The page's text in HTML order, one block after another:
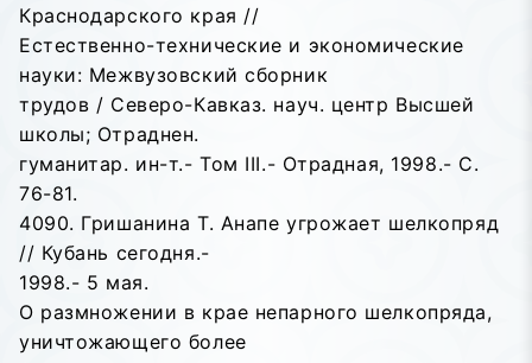
Краснодарского края //
Естественно-технические и экономические
науки: Межвузовский сборник
трудов / Северо-Кавказ. науч. центр Высшей
школы; Отраднен.
гуманитар. ин-т.- Том III.- Отрадная, 1998.- С.
76-81.
4090. Гришанина Т. Анапе угрожает шелкопряд
// Кубань сегодня.-
1998.- 5 мая.
О размножении в крае непарного шелкопряда,
уничтожающего более